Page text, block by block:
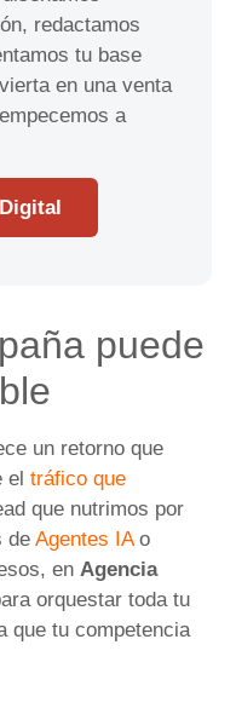
redactamos
tu base
en una venta
a
puede
un retorno que
el tráfico que
que nutrimos por
de Agentes IAo
en Agencia
orquestar toda tu
que tu competencia